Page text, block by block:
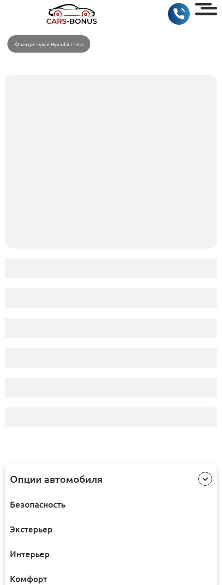
Смотреть все Hyundai Creta
Опции автомобиля
Безопасность
Экстерьер
Интерьер
Комфорт